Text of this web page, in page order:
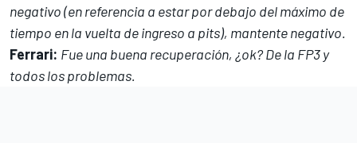
negativo (en referencia a estar por debajo del máximo de
tiempo en la vuelta de ingreso a pits), mantente negativo.
Ferrari: Fue una buena recuperación, ¿ok? De la FP3 y
todos los problemas.